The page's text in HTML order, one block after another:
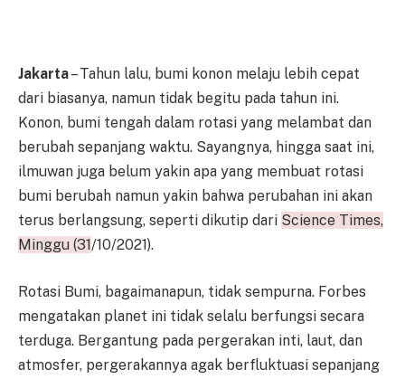
Jakarta– Tahun lalu, bumi konon melaju lebih cepat
dari biasanya, namun tidak begitu pada tahun ini.
Konon, bumi tengah dalam rotasi yang melambat dan
berubah sepanjang waktu. Sayangnya, hingga saat ini,
ilmuwan juga belum yakin apa yang membuat rotasi
bumi berubah namun yakin bahwa perubahan ini akan
terus berlangsung, seperti dikutip dari Science Times,
Minggu (31/10/2021).
Rotasi Bumi, bagaimanapun, tidak sempurna. Forbes
mengatakan planet ini tidak selalu berfungsi secara
terduga. Bergantung pada pergerakan inti, laut, dan
atmosfer, pergerakannya agak berfluktuasi sepanjang